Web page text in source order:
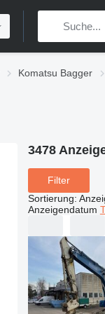
Komatsu Bagger
3478
Filter
Sortierung:
Anzeigendatum